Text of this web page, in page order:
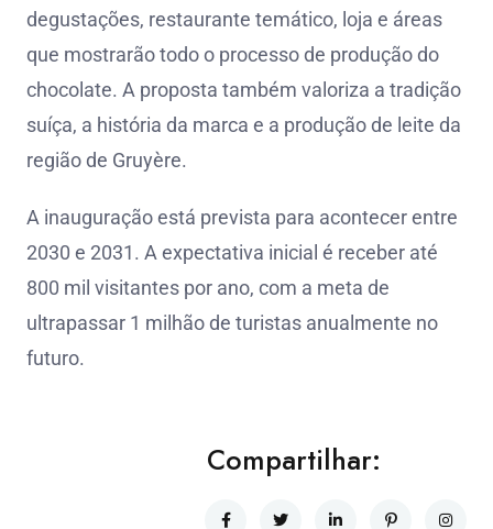
degustações, restaurante temático, loja e áreas
que mostrarão todo o processo de produção do
chocolate. A proposta também valoriza a tradição
suíça, a história da marca e a produção de leite da
região de Gruyère.
A inauguração está prevista para acontecer entre
2030 e 2031. A expectativa inicial é receber até
800 mil visitantes por ano, com a meta de
ultrapassar 1 milhão de turistas anualmente no
futuro.
Compartilhar: